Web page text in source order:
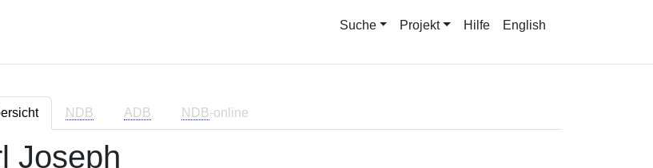
Suche Projekt Hilfe English
NDB ADB NDB-online
Joseph